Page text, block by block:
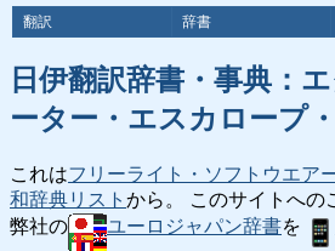
翻訳 辞書
日伊翻訳辞書・事典：
ーター・エスカロープ
これはフリーライト・ソフトウエア
和辞典リスト から。 このサイトへの
弊社の
ユーロジャパン辞書を